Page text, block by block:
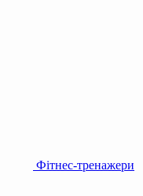
Фітнес-тренажери